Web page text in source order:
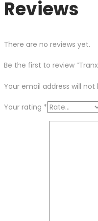
Reviews
There are no reviews yet.
Be the first to review
Your email address will not
Your rating *